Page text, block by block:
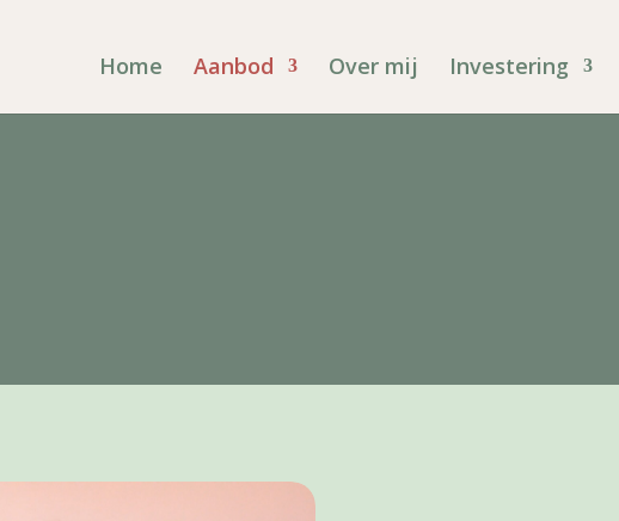
Home Aanbod Over mij Investering